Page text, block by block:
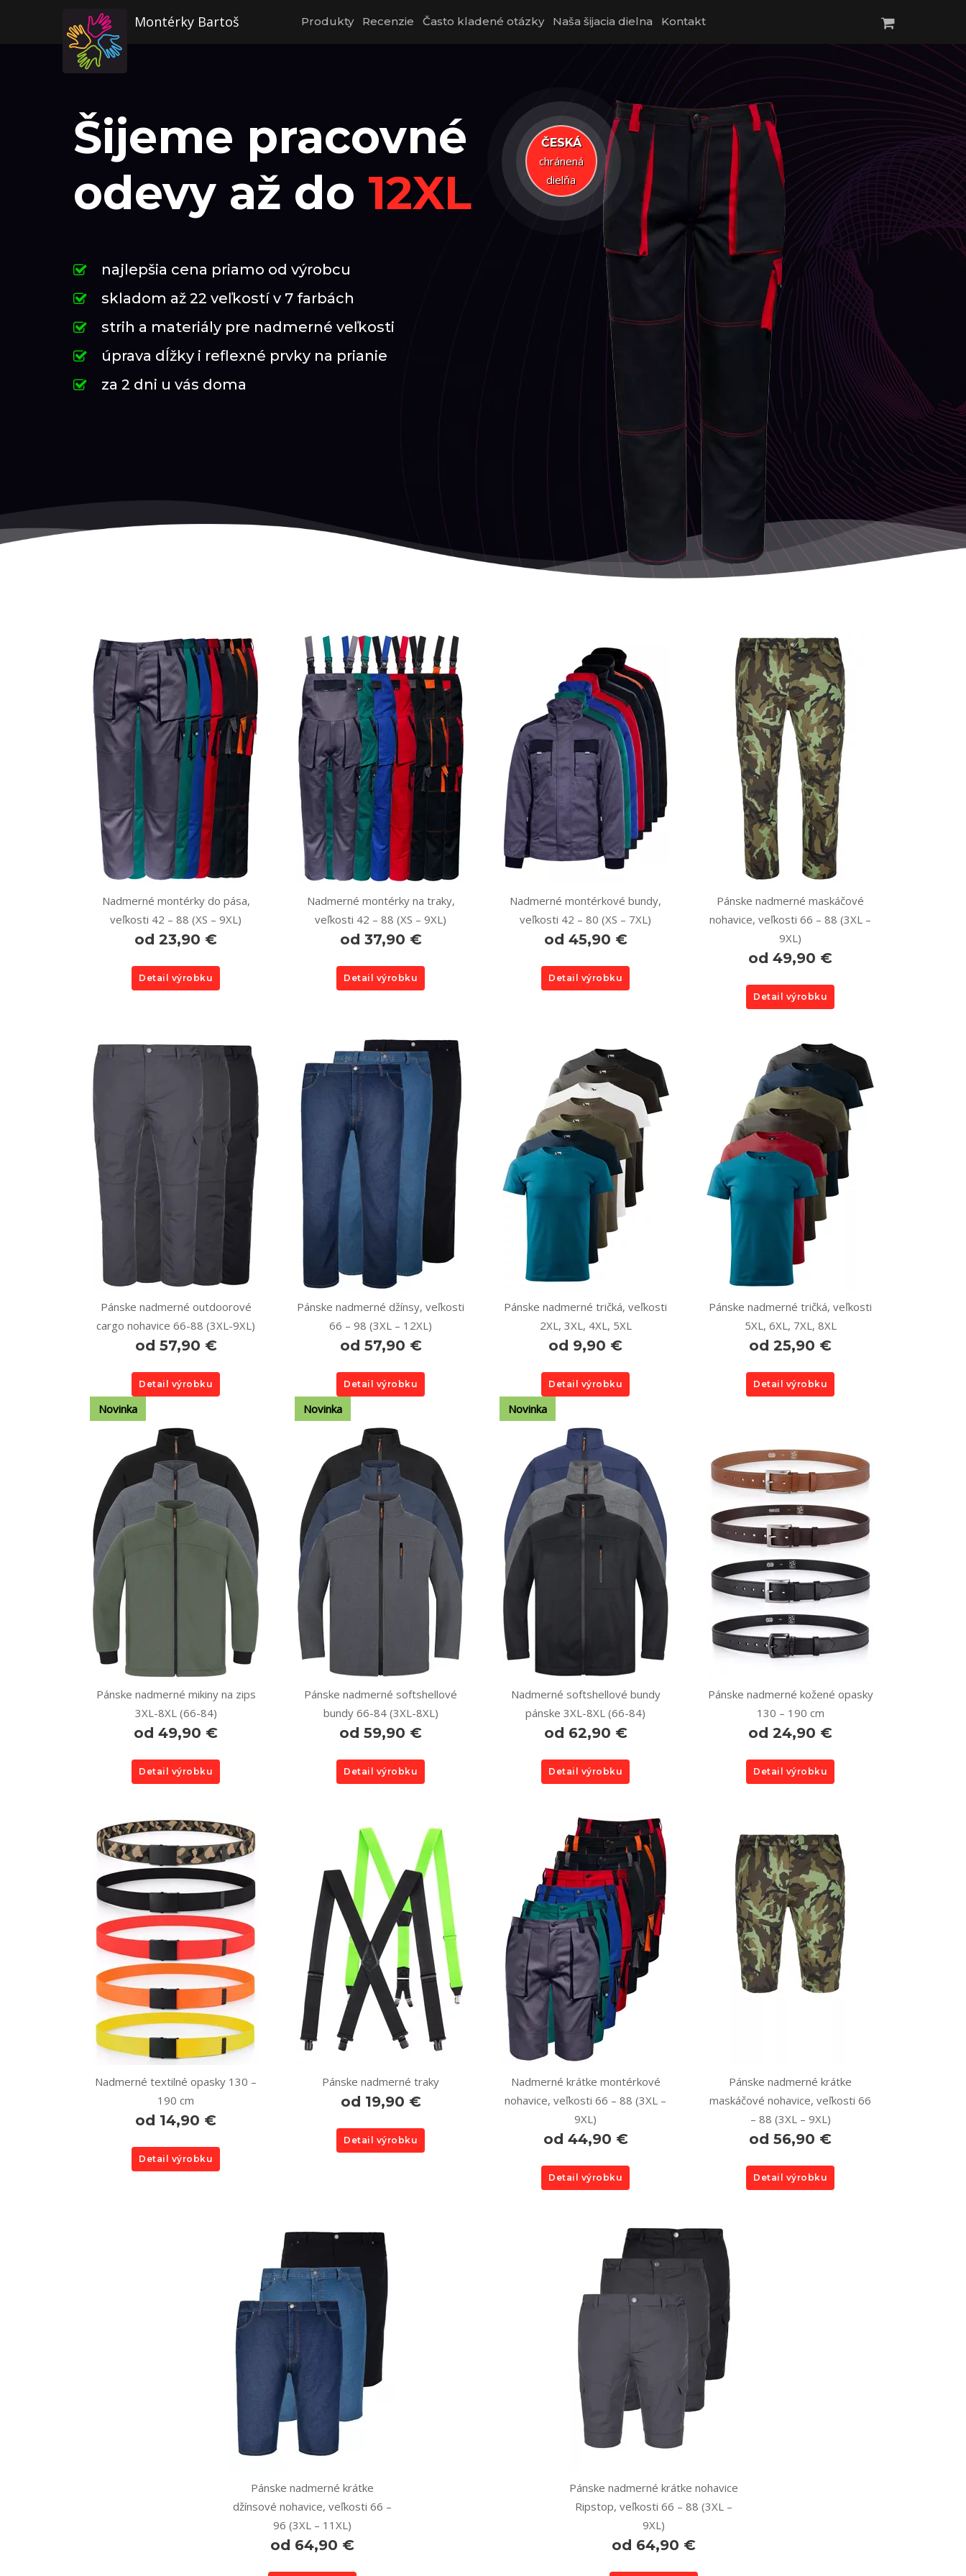
Montérky Bartoš Produkty Recenzie Často kladené otázky Naša šijacia dielna Kontakt
Šijeme pracovné
odevy až do 12XL
najlepšia cena priamo od výrobcu
skladom až 22 veľkostí v 7 farbách
strih a materiály pre nadmerné veľkosti
úprava dĺžky i reflexné prvky na prianie
za 2 dni u vás doma
ČESKÁ
chránená
dielňa
Nadmerné montérky do pása,
veľkosti 42 – 88 (XS – 9XL)
od 23,90 €
Detail výrobku
Nadmerné montérky na traky,
veľkosti 42 – 88 (XS – 9XL)
od 37,90 €
Detail výrobku
Nadmerné montérkové bundy,
veľkosti 42 – 80 (XS – 7XL)
od 45,90 €
Detail výrobku
Pánske nadmerné maskáčové
nohavice, veľkosti 66 – 88 (3XL –
9XL)
od 49,90 €
Detail výrobku
Pánske nadmerné outdoorové
cargo nohavice 66-88 (3XL-9XL)
od 57,90 €
Detail výrobku
Pánske nadmerné džínsy, veľkosti
66 – 98 (3XL – 12XL)
od 57,90 €
Detail výrobku
Pánske nadmerné tričká, veľkosti
2XL, 3XL, 4XL, 5XL
od 9,90 €
Detail výrobku
Pánske nadmerné tričká, veľkosti
5XL, 6XL, 7XL, 8XL
od 25,90 €
Detail výrobku
Novinka
Pánske nadmerné mikiny na zips
3XL-8XL (66-84)
od 49,90 €
Detail výrobku
Novinka
Pánske nadmerné softshellové
bundy 66-84 (3XL-8XL)
od 59,90 €
Detail výrobku
Novinka
Nadmerné softshellové bundy
pánske 3XL-8XL (66-84)
od 62,90 €
Detail výrobku
Pánske nadmerné kožené opasky
130 – 190 cm
od 24,90 €
Detail výrobku
Nadmerné textilné opasky 130 –
190 cm
od 14,90 €
Detail výrobku
Pánske nadmerné traky
od 19,90 €
Detail výrobku
Nadmerné krátke montérkové
nohavice, veľkosti 66 – 88 (3XL –
9XL)
od 44,90 €
Detail výrobku
Pánske nadmerné krátke
maskáčové nohavice, veľkosti 66
– 88 (3XL – 9XL)
od 56,90 €
Detail výrobku
Pánske nadmerné krátke
džínsové nohavice, veľkosti 66 –
96 (3XL – 11XL)
od 64,90 €
Pánske nadmerné krátke nohavice
Ripstop, veľkosti 66 – 88 (3XL –
9XL)
od 64,90 €